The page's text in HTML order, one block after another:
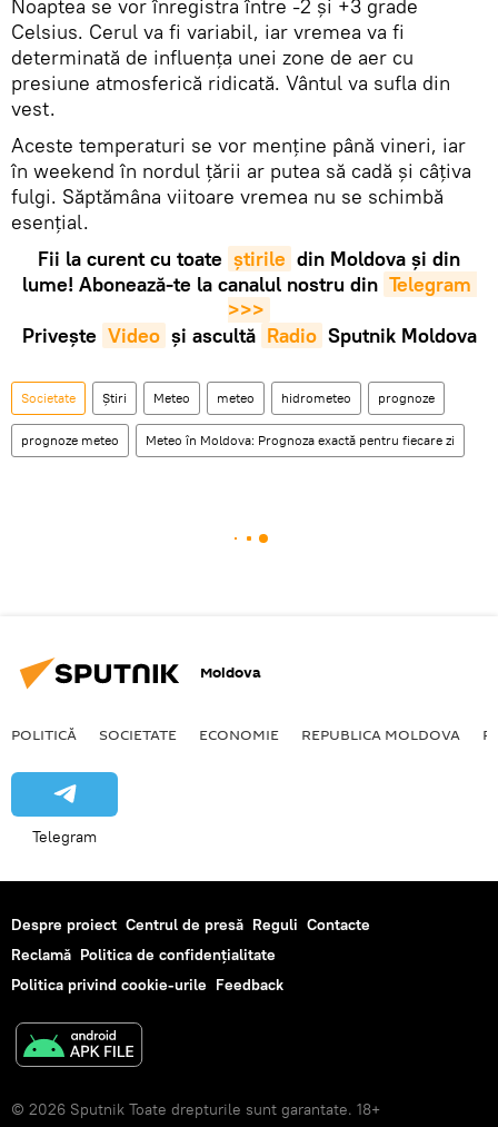
Noaptea se vor înregistra între -2 și +3 grade
Celsius. Cerul va fi variabil, iar vremea va fi
determinată de influența unei zone de aer cu
presiune atmosferică ridicată. Vântul va sufla din
vest.
Aceste temperaturi se vor menține până vineri, iar
în weekend în nordul țării ar putea să cadă și câțiva
fulgi. Săptămâna viitoare vremea nu se schimbă
esențial.
Fii la curent cu toate știrile din Moldova și din
lume! Abonează-te la canalul nostru din Telegram
>>>
Privește Video și ascultă Radio Sputnik Moldova
Societate Știri Meteo meteo hidrometeo prognoze
prognoze meteo Meteo în Moldova: Prognoza exactă pentru fiecare zi
Moldova
POLITICĂ SOCIETATE ECONOMIE REPUBLICA MOLDOVA
Telegram
Despre proiect Centrul de presă Reguli Contacte
Reclamă Politica de confidențialitate
Politica privind cookie-urile Feedback
© 2026 Sputnik Toate drepturile sunt garantate. 18+